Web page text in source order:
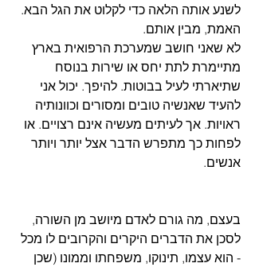
לשנע אותה הלאה כדי לקלוט את הגל הבא.
האמת, מבין אותם.
לא שאני חושב שמערכת הרפואית בארץ
מתיימרת לתת יחס או שירות בנוסח
שתיארתי לעיל בבוטות. להיפך. יכול אני
להעיד שאנשיה טובים ומסורים וכוונותיה
ראויות. אך לעיתים מעשיה אינם רצויים. או
לפחות כך מתפרש הדבר אצל יותר ויותר
אנשים.
בעצם, מה גורם לאדם מיושב מן השורה,
לסכן את הדברים היקרים והקרובים לו מכל
- הוא עצמו, תינוקו, משפחתו וממונו (שכן